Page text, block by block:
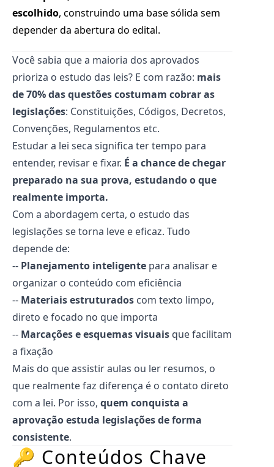
escolhido, construindo uma base sólida sem
depender da abertura do edital.
Você sabia que a maioria dos aprovados
prioriza o estudo das leis? E com razão: mais
de 70% das questões costumam cobrar as
legislações: Constituições, Códigos, Decretos,
Convenções, Regulamentos etc.
Estudar a lei seca significa ter tempo para
entender, revisar e fixar. É a chance de chegar
preparado na sua prova, estudando o que
realmente importa.
Com a abordagem certa, o estudo das
legislações se torna leve e eficaz. Tudo
depende de:
-- Planejamento inteligente para analisar e
organizar o conteúdo com eficiência
-- Materiais estruturados com texto limpo,
direto e focado no que importa
-- Marcações e esquemas visuais que facilitam
a fixação
Mais do que assistir aulas ou ler resumos, o
que realmente faz diferença é o contato direto
com a lei. Por isso, quem conquista a
aprovação estuda legislações de forma
consistente.
🔑 Conteúdos Chave